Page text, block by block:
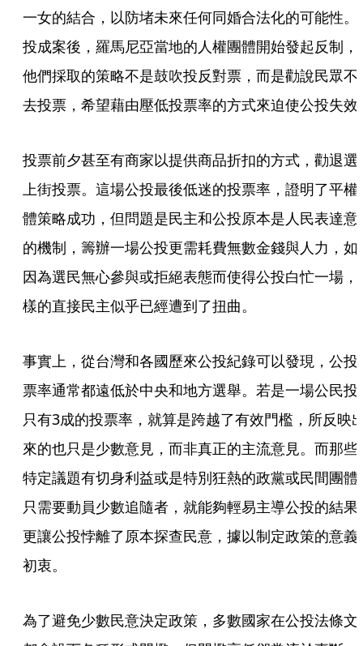
一女的結合，以防堵未來任何同婚合法化的可能性。
投成案後，羅馬尼亞當地的人權團體開始發起反制，
他們採取的策略不是鼓吹投反對票，而是勸說民眾不
去投票，希望藉由壓低投票率的方式來迫使公投失效
投票前夕甚至有商家以提供商品折扣的方式，勸退選
上街投票。這場公投最後低迷的投票率，證明了平權
體策略成功，但問題是民主和公投原本是人民表達意
的機制，籌辦一場公投更需耗費無數金錢與人力，如
因為選民無心參與或拒絕表態而使得公投白忙一場，
樣的直接民主似乎已經遭到了扭曲。
事實上，從台灣和各國歷來公投紀錄可以發現，公投
票率通常都遠低於中央和地方選舉。若是一場公民投
只有3成的投票率，就算是跨越了有效門檻，所反映
來的也只是少數意見，而非真正的主流意見。而那些
特定議題有切身利益或是特別狂熱的政黨或民間團體
只需要動員少數追隨者，就能夠輕易主導公投的結果
更讓公投悖離了原本探查民意，據以制定政策的意義
初衷。
為了避免少數民意決定政策，多數國家在公投法條文